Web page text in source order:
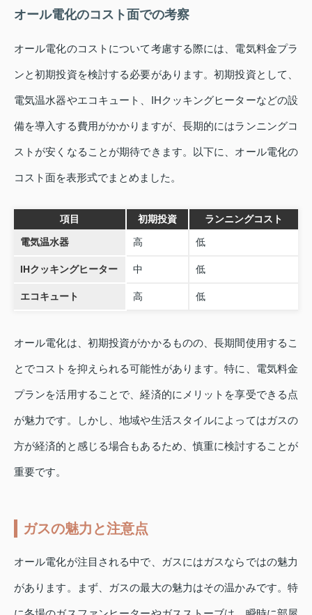
オール電化のコスト面での考察
オール電化のコストについて考慮する際には、電気料金プラ
ンと初期投資を検討する必要があります。初期投資として、
電気温水器やエコキュート、IHクッキングヒーターなどの設
備を導入する費用がかかりますが、長期的にはランニングコ
ストが安くなることが期待できます。以下に、オール電化の
コスト面を表形式でまとめました。
項目 初期投資 ランニングコスト
電気温水器 高 低
IHクッキングヒーター 中 低
エコキュート 高 低
オール電化は、初期投資がかかるものの、長期間使用するこ
とでコストを抑えられる可能性があります。特に、電気料金
プランを活用することで、経済的にメリットを享受できる点
が魅力です。しかし、地域や生活スタイルによってはガスの
方が経済的と感じる場合もあるため、慎重に検討することが
重要です。
ガスの魅力と注意点
オール電化が注目される中で、ガスにはガスならではの魅力
があります。まず、ガスの最大の魅力はその温かみです。特